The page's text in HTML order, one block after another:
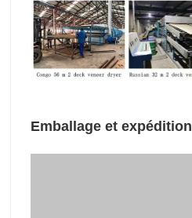
Emballage et expédition